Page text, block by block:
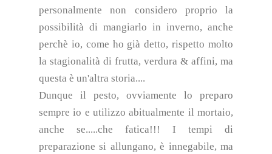
personalmente non considero proprio la
possibilità di mangiarlo in inverno, anche
perchè io, come ho già detto, rispetto molto
la stagionalità di frutta, verdura & affini, ma
questa è un'altra storia....
Dunque il pesto, ovviamente lo preparo
sempre io e utilizzo abitualmente il mortaio,
anche se.....che fatica!!! I tempi di
preparazione si allungano, è innegabile, ma